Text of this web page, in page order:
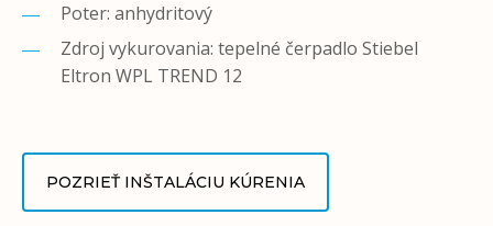
Poter: anhydritový
Zdroj vykurovania: tepelné čerpadlo Stiebel
Eltron WPL TREND 12
POZRIEŤ INŠTALÁCIU KÚRENIA